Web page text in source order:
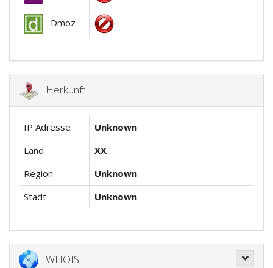
Dmoz
Herkunft
IP Adresse
Unknown
Land
XX
Region
Unknown
Stadt
Unknown
WHOIS